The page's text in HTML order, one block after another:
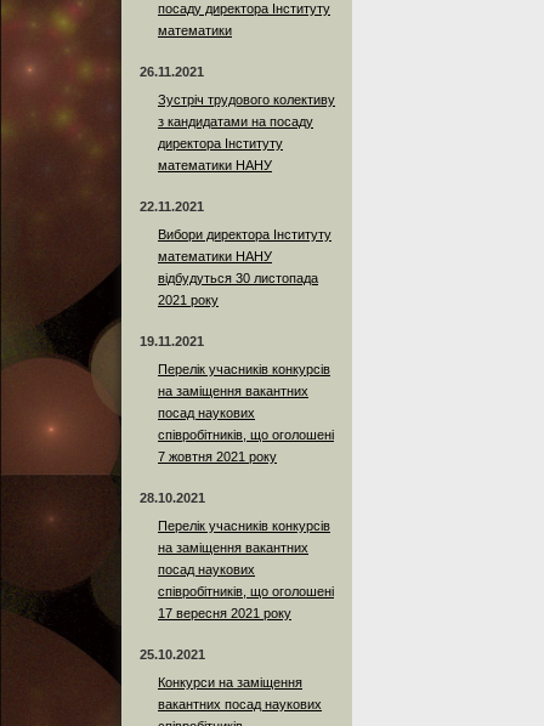
посаду директора Інституту
математики
26.11.2021
Зустріч трудового колективу
з кандидатами на посаду
директора Інституту
математики НАНУ
22.11.2021
Вибори директора Інституту
математики НАНУ
відбудуться 30 листопада
2021 року
19.11.2021
Перелік учасників конкурсів
на заміщення вакантних
посад наукових
співробітників, що оголошені
7 жовтня 2021 року
28.10.2021
Перелік учасників конкурсів
на заміщення вакантних
посад наукових
співробітників, що оголошені
17 вересня 2021 року
25.10.2021
Конкурси на заміщення
вакантних посад наукових